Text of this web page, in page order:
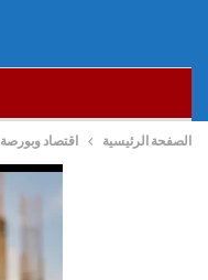
الصفحة الرئيسية اقتصاد وبورصة